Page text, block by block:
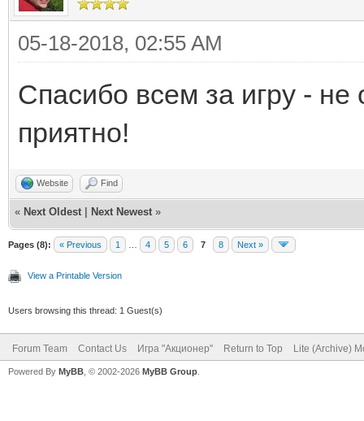
05-18-2018, 02:55 AM
Спасибо всем за игру -
приятно!
Website Find
« Next Oldest Next Newest »
Pages (8): « Previous 1 4 5 6 7 8 Next »
View a Printable Version
Users browsing this thread: 1 Guest(s)
Forum Team Contact Us Игра "Акционер" Return to Top Lite (Archive)
Powered By MyBB , © 2002-2026 MyBB Group